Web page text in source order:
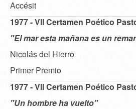
Accésit
1977 - VII Certamen Poético
"El mar esta mañana es un
Nicolás del Hierro
Primer Premio
1977 - VII Certamen Poético
"Un hombre ha vuelto"